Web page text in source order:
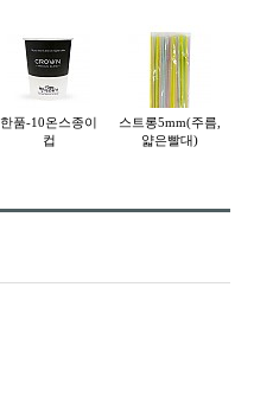
한품-10온스종이
컵
스트롱5mm(주름,
얇은빨대)